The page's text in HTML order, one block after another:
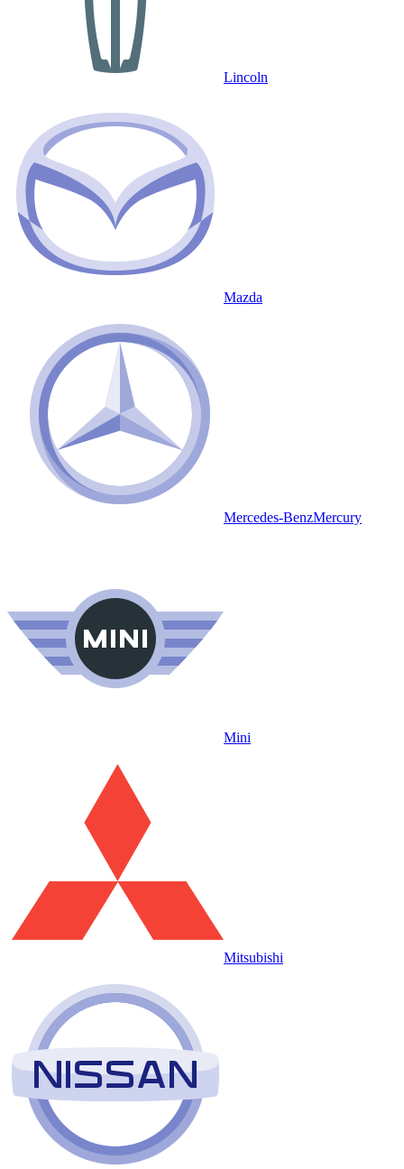
Lincoln
Mazda
Mercedes-BenzMercury
Mini
Mitsubishi